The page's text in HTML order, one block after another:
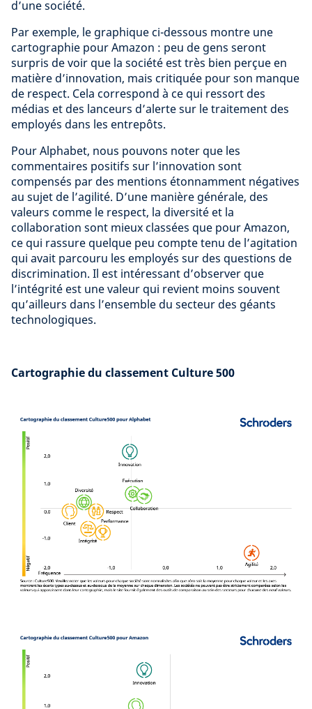
d’une société.
Par exemple, le graphique ci-dessous montre une
cartographie pour Amazon : peu de gens seront
surpris de voir que la société est très bien perçue en
matière d’innovation, mais critiquée pour son manque
de respect. Cela correspond à ce qui ressort des
médias et des lanceurs d’alerte sur le traitement des
employés dans les entrepôts.
Pour Alphabet, nous pouvons noter que les
commentaires positifs sur l’innovation sont
compensés par des mentions étonnamment négatives
au sujet de l’agilité. D’une manière générale, des
valeurs comme le respect, la diversité et la
collaboration sont mieux classées que pour Amazon,
ce qui rassure quelque peu compte tenu de l’agitation
qui avait parcouru les employés sur des questions de
discrimination. Il est intéressant d’observer que
l’intégrité est une valeur qui revient moins souvent
qu’ailleurs dans l’ensemble du secteur des géants
technologiques.
Cartographie du classement Culture 500